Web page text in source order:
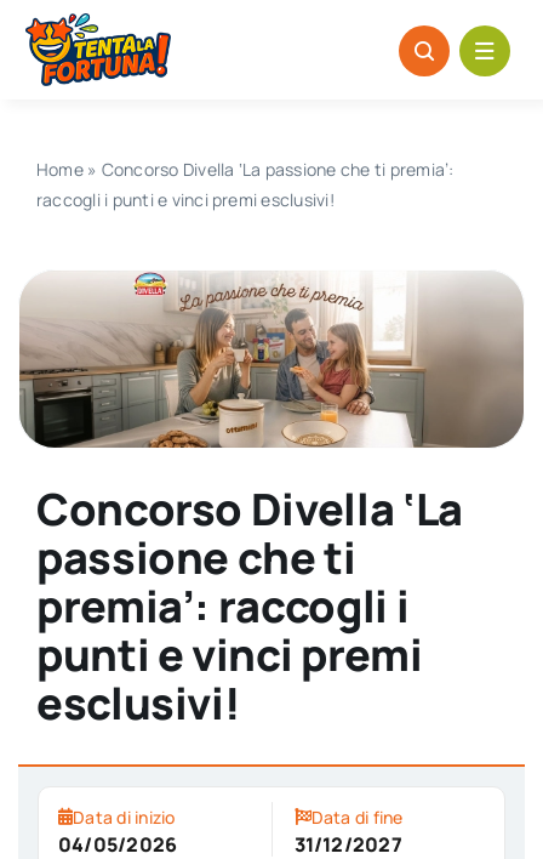
Salta
contenuto
Home» Concorso Divella ‘La passione che ti premia’:
raccogli i punti e vinci premi esclusivi!
Concorso Divella ‘La
passione che ti
premia’: raccogli i
punti e vinci premi
esclusivi!
Data di inizio
04/05/2026
Data di fine
31/12/2027